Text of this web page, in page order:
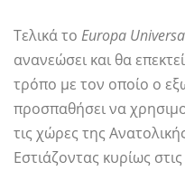
Τελικά το Europa
ανανεώσει και θα
τρόπο με τον οποίο ο
προσπαθήσει να
τις χώρες της
Εστιάζοντας κυρίως